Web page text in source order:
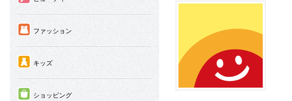
③ ファッション
④ キッズ
⑤ ショッピング